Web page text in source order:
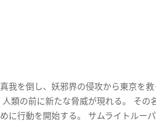
我を倒し、妖邪界の侵攻から東京を
人類の前に新たな脅威が現れる。 そ
に行動を開始する。 サムライトルー